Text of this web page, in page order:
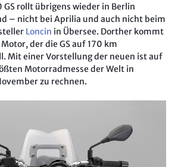
GS rollt übrigens wieder in Berlin
– nicht bei Aprilia und auch nicht beim
Loncin in Übersee. Dorther kommt
der die GS auf 170 km
Mit einer Vorstellung der neuen ist auf
Motorradmesse der Welt in
zu rechnen.